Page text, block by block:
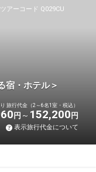
ツアーコード Q029CU
・ホテル＞
旅行代金（2～6名1室・税込）
円 152,200 円
表示旅行代金について